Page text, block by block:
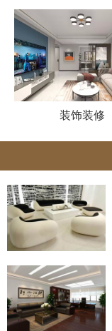
装饰装修